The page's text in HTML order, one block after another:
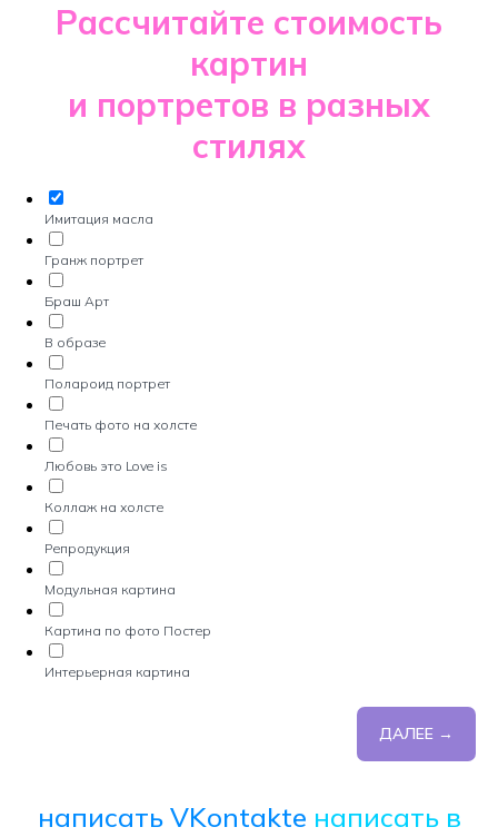
Рассчитайте стоимость
картин
и портретов в разных
стилях
Имитация масла
Гранж портрет
Браш Арт
В образе
Полароид портрет
Печать фото на холсте
Любовь это Love is
Коллаж на холсте
Репродукция
Модульная картина
Картина по фото Постер
Интерьерная картина
ДАЛЕЕ →
написать VKontakte написать в